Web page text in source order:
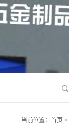
当前位置： 首页 >